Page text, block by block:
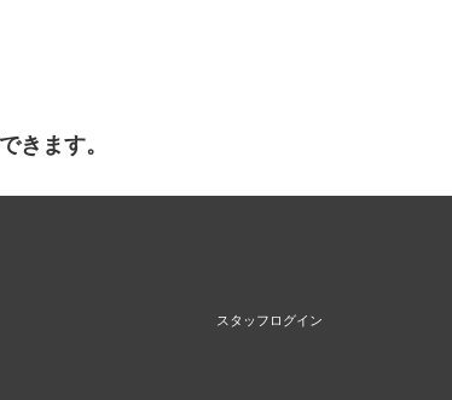
きます。
スタッフログイン